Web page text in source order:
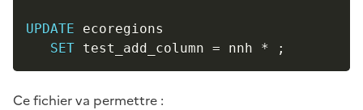
UPDATE ecoregions
SET test_add_column = nnh * ;
Ce fichier va permettre :